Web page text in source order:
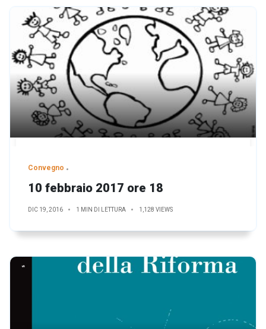
Convegno
10 febbraio 2017 ore 18
DIC 19, 2016 1 MIN DI LETTURA 1,128 VIEWS